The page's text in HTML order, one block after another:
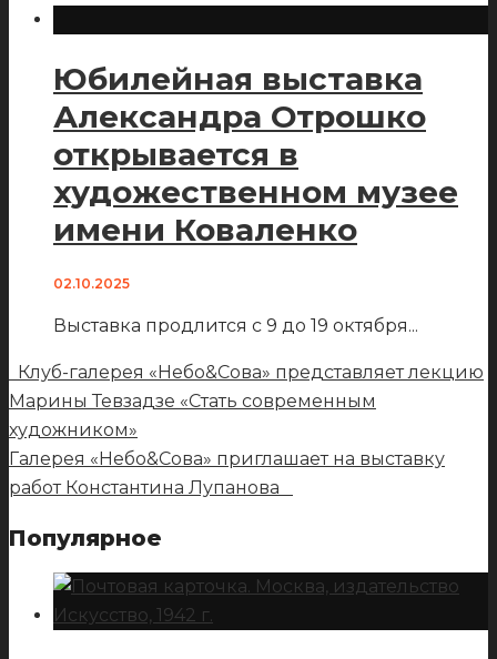
Юбилейная выставка
Александра Отрошко
открывается в
художественном музее
имени Коваленко
02.10.2025
Выставка продлится с 9 до 19 октября...
Клуб-галерея «Небо&Сова» представляет лекцию
Марины Тевзадзе «Стать современным
художником»
Галерея «Небо&Сова» приглашает на выставку
работ Константина Лупанова
Популярное